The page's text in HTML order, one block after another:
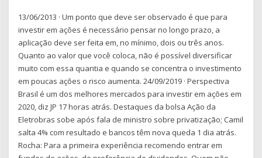
13/06/2013 · Um ponto que deve ser observado é que para
investir em ações é necessário pensar no longo prazo, a
aplicação deve ser feita em, no mínimo, dois ou três anos.
Quanto ao valor que você coloca, não é possível diversificar
muito com essa quantia e quando se concentra o investimento
em poucas ações o risco aumenta. 24/09/2019 · Perspectiva
Brasil é um dos melhores mercados para investir em ações em
2020, diz JP 17 horas atrás. Destaques da bolsa Ação da
Eletrobras sobe após fala de ministro sobre privatização; Camil
salta 4% com resultado e bancos têm nova queda 1 dia atrás.
Rocha: Para a primeira experiência recomendo entrar em